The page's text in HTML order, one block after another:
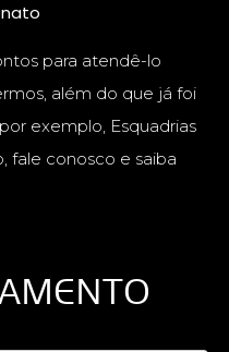
para atendê-lo
além do que já foi
exemplo, Esquadrias
fale conosco e saiba